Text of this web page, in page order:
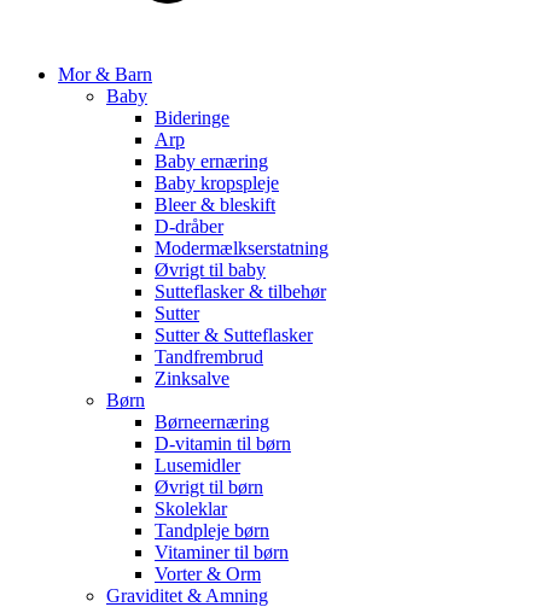
Mor & Barn
Baby
Bideringe
Arp
Baby ernæring
Baby kropspleje
Bleer & bleskift
D-dråber
Modermælkserstatning
Øvrigt til baby
Sutteflasker & tilbehør
Sutter
Sutter & Sutteflasker
Tandfrembrud
Zinksalve
Børn
Børneernæring
D-vitamin til børn
Lusemidler
Øvrigt til børn
Skoleklar
Tandpleje børn
Vitaminer til børn
Vorter & Orm
Graviditet & Amning